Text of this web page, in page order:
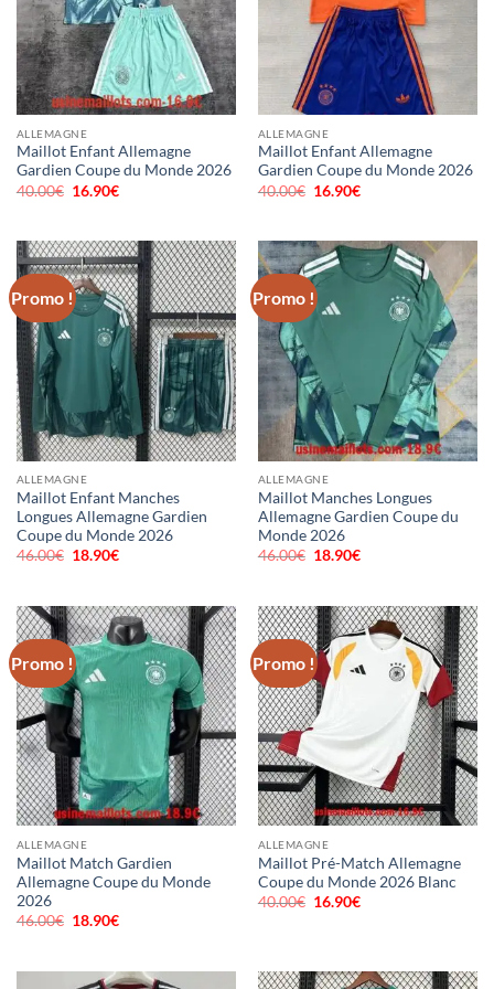
ALLEMAGNE
Maillot Enfant Allemagne
Gardien Coupe du Monde 2026
40.00€ Le
40.00€.
16.90€Le
16.90€.
ALLEMAGNE
Maillot Enfant Allemagne
Gardien Coupe du Monde 2026
40.00€ Le
40.00€.
16.90€Le
16.90€.
Promo !
ALLEMAGNE
Maillot Enfant Manches
Longues Allemagne Gardien
Coupe du Monde 2026
46.00€ Le
46.00€.
18.90€Le
18.90€.
Promo !
ALLEMAGNE
Maillot Manches Longues
Allemagne Gardien Coupe du
Monde 2026
46.00€ Le
46.00€.
18.90€Le
18.90€.
Promo !
ALLEMAGNE
Maillot Match Gardien
Allemagne Coupe du Monde
2026
46.00€ Le
46.00€.
18.90€Le
18.90€.
Promo !
ALLEMAGNE
Maillot Pré-Match Allemagne
Coupe du Monde 2026 Blanc
40.00€ Le
16.90€Le